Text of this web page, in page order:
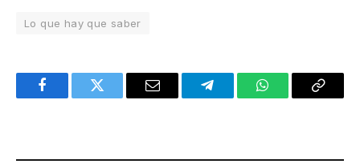
Lo que hay que saber
FacebookTwitter Email TelegramWhatsAppCopy